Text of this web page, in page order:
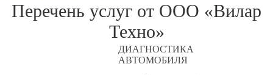
Перечень услуг от ООО «Вилар
Техно»
ДИАГНОСТИКА
АВТОМОБИЛЯ